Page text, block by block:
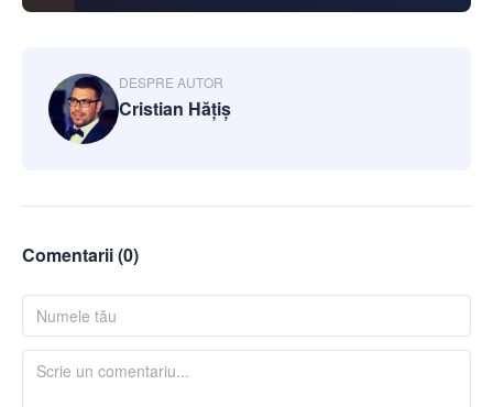
DESPRE AUTOR
Cristian Hățiș
Comentarii (0)